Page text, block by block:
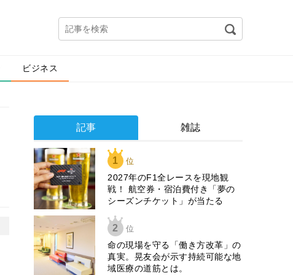
ビジネス
記事 雑誌
1 位
2027年のF1全レースを現地観
戦！ 航空券・宿泊費付き「夢の
シーズンチケット」が当たる
2 位
​命の現場を守る「働き方改革」の
真実。晃友会が示す持続可能な地
域医療の道筋とは。